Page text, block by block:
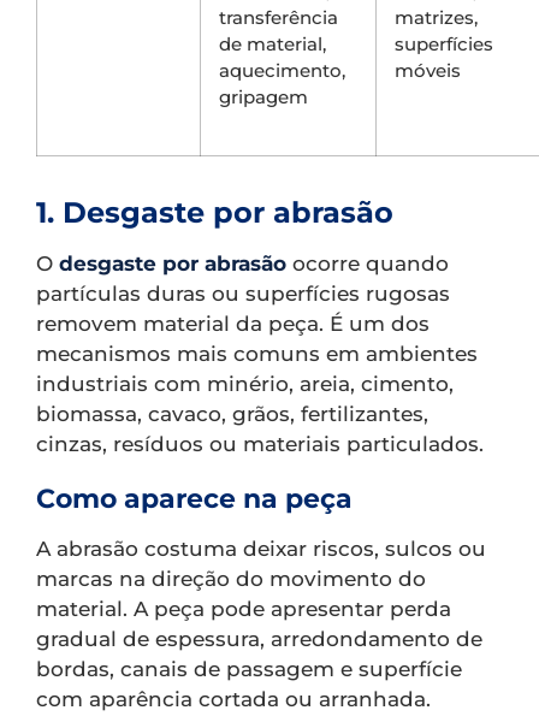
transferência
de material,
aquecimento,
gripagem
matrizes,
superfícies
móveis
1. Desgaste por abrasão
O desgaste por abrasão ocorre quando
partículas duras ou superfícies rugosas
removem material da peça. É um dos
mecanismos mais comuns em ambientes
industriais com minério, areia, cimento,
biomassa, cavaco, grãos, fertilizantes,
cinzas, resíduos ou materiais particulados.
Como aparece na peça
A abrasão costuma deixar riscos, sulcos ou
marcas na direção do movimento do
material. A peça pode apresentar perda
gradual de espessura, arredondamento de
bordas, canais de passagem e superfície
com aparência cortada ou arranhada.